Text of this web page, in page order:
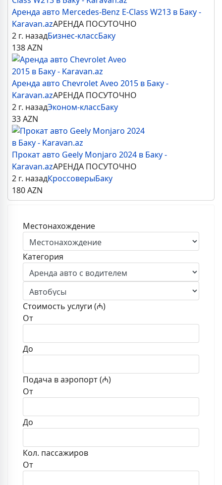
Аренда авто Mercedes-Benz E-Class W213 в Баку -
Karavan.azАРЕНДА ПОСУТОЧНО
2 г. назадБизнес-классБаку
138AZN
Аренда авто Chevrolet Aveo 2015 в Баку -
Karavan.azАРЕНДА ПОСУТОЧНО
2 г. назадЭконом-классБаку
33AZN
Прокат авто Geely Monjaro 2024 в Баку -
Karavan.azАРЕНДА ПОСУТОЧНО
2 г. назадКроссоверыБаку
180AZN
Местонахождение
Категория
Стоимость услуги (₼)
От
До
Подача в аэропорт (₼)
От
До
Кол. пассажиров
От